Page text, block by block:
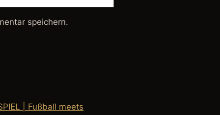
speichern.
| Fußball meets